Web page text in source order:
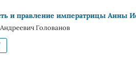
и правление императрицы Анны
Голованов